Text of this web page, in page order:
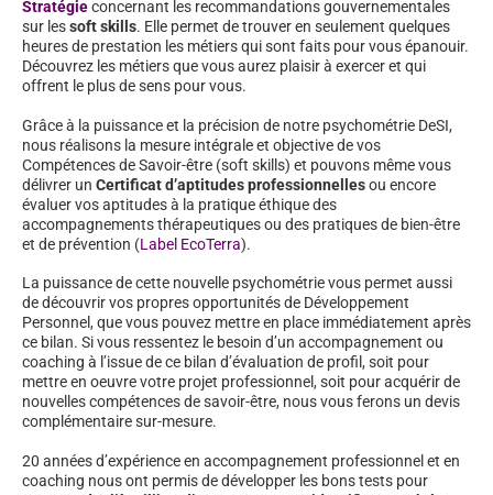
Stratégieconcernant les recommandations gouvernementales
sur lessoft skills. Elle permet de trouver en seulement quelques
heures de prestation les métiers qui sont faits pour vous épanouir.
Découvrez les métiers que vous aurez plaisir à exercer et qui
offrent le plus de sens pour vous.
Grâce à la puissance et la précision de notre psychométrie DeSI,
nous réalisons la mesure intégrale et objective de vos
Compétences de Savoir-être (soft skills) et pouvons même vous
délivrer un Certificat d’aptitudes professionnellesou encore
évaluer vos aptitudes à la pratique éthique des
accompagnements thérapeutiques ou des pratiques de bien-être
et de prévention (Label EcoTerra).
La puissance de cette nouvelle psychométrie vous permet aussi
de découvrir vos propres opportunités de Développement
Personnel, que vous pouvez mettre en place immédiatement après
ce bilan. Si vous ressentez le besoin d’un accompagnement ou
coaching à l’issue de ce bilan d’évaluation de profil, soit pour
mettre en oeuvre votre projet professionnel, soit pour acquérir de
nouvelles compétences de savoir-être, nous vous ferons un devis
complémentaire sur-mesure.
20 années d’expérience en accompagnement professionnel et en
coaching nous ont permis de développer les bons tests pour